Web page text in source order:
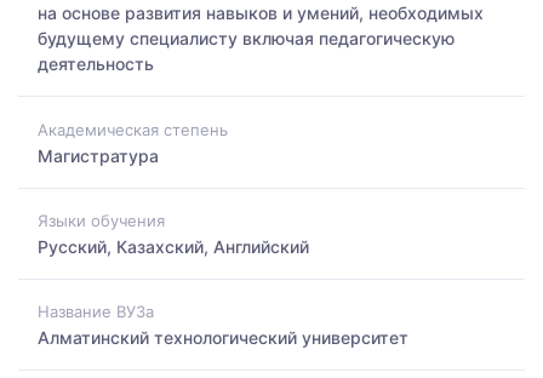
на основе развития навыков и умений, необходимых
будущему специалисту включая педагогическую
деятельность
Академическая степень
Магистратура
Языки обучения
Русский, Казахский, Английский
Название ВУЗа
Алматинский технологический университет